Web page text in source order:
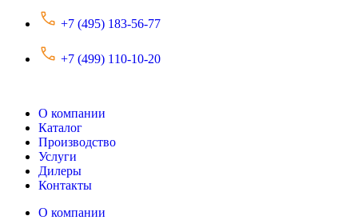
+7 (495) 183-56-77
+7 (499) 110-10-20
О компании
Каталог
Производство
Услуги
Дилеры
Контакты
О компании